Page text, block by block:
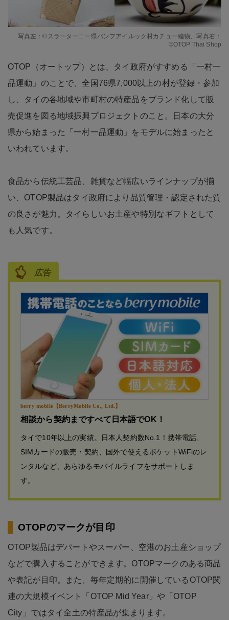
写真左：©スラーターニー県バンフアイルック村カチュー編物、写真右：
©OTOP Thai Shop
OTOP（オートップ）とは、タイ政府がすすめる「一村一
品運動」のことで、全国76県7,000以上の村が登録・参加
し、タイの各地域や市町村の特産品をブランド化して販
売促進を図る地域振興プロジェクトのこと。日本の大分
県から始まった「一村一品運動」をモデルに始まったと
いわれています。
食品から伝統工芸品、雑貨など幅広いラインナップが揃
い、OTOP製品はタイ政府により品質管理・認定された質
の良さが魅力。タイらしいお土産や特別なギフトとして
も人気です。
広告
berry mobile【BerryMobile Co., Ltd.】
相談から契約まですべて日本語でOK！
タイで10年以上の実績。日本人契約数No.1！携帯電話、
SIMカードの販売・契約、国外で使えるポケットWiFiのレ
ンタルなど、あらゆるモバイルライフをサポートしま
す。
OTOPのマークが目印
OTOP製品はデパートやスーパー、空港のお土産ショップ
などで購入することができます。OTOPマークのある商品
や表記が目印。また、毎年定期的に開催しているOTOP関
連の大規模イベント「OTOP Mid Year」や「OTOP
City」ではタイ全土の特産品が集まります。